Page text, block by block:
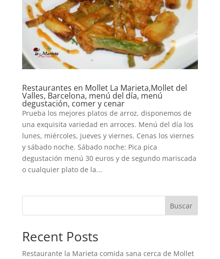
Restaurantes en Mollet La Marieta,Mollet del
Valles, Barcelona, menú del día, menú
degustación, comer y cenar
Prueba los mejores platos de arroz, disponemos de
una exquisita variedad en arroces. Menú del día los
lunes, miércoles, jueves y viernes. Cenas los viernes
y sábado noche. Sábado noche: Pica pica
degustación menú 30 euros y de segundo mariscada
o cualquier plato de la...
Buscar
Recent Posts
Restaurante la Marieta comida sana cerca de Mollet